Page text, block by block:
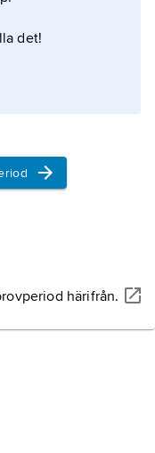
bländaren)
också
Med korta
det!
härifrån.